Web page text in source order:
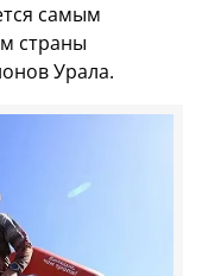
самым
страны
Урала.